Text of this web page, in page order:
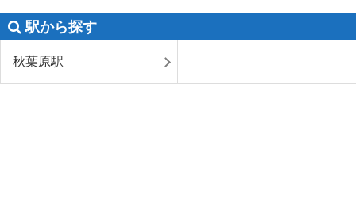
駅から探す
秋葉原駅